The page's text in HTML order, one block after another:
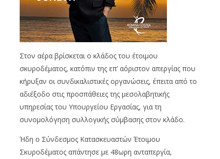
Στον αέρα βρίσκεται ο κλάδος του έτοιμου
σκυροδέματος, κατόπιν της επ’ αόριστον απεργίας που
κήρυξαν οι συνδικαλιστικές οργανώσεις, έπειτα από το
αδιέξοδο στις προσπάθειες της μεσολαβητικής
υπηρεσίας του Υπουργείου Εργασίας, για τη
συνομολόγηση συλλογικής σύμβασης στον κλάδο.
Ήδη ο Σύνδεσμος Κατασκευαστών Έτοιμου
Σκυροδέματος απάντησε με 48ωρη ανταπεργία,